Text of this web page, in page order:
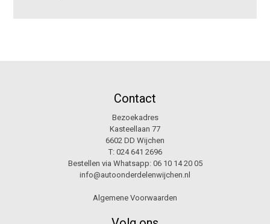
Contact
Bezoekadres
Kasteellaan 77
6602 DD Wijchen
T: 024 641 2696
Bestellen via Whatsapp: 06 10 14 20 05
info@autoonderdelenwijchen.nl
Algemene Voorwaarden